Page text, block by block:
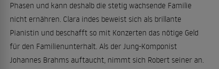
Phasen und kann deshalb die stetig wachsende Familie
nicht ernähren. Clara indes beweist sich als brillante
Pianistin und beschafft so mit Konzerten das nötige Geld
für den Familienunterhalt. Als der Jung-Komponist
Johannes Brahms auftaucht, nimmt sich Robert seiner an.